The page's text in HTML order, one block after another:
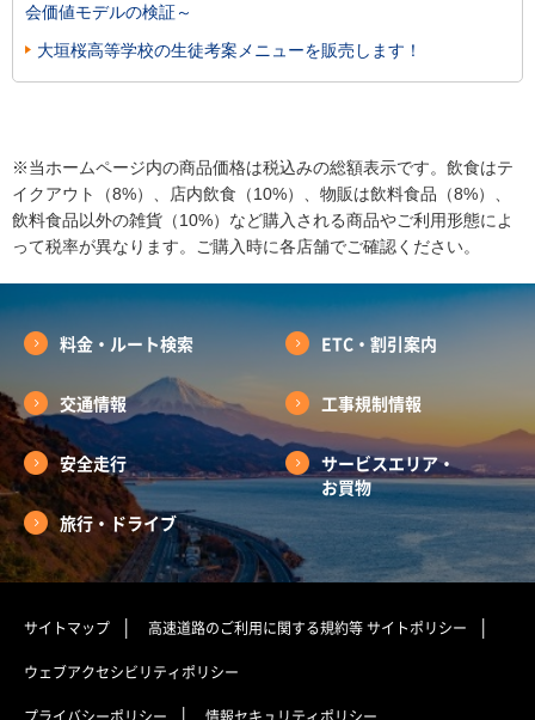
会価値モデルの検証～
大垣桜高等学校の生徒考案メニューを販売します！
※当ホームページ内の商品価格は税込みの総額表示です。飲食はテ
イクアウト（8%）、店内飲食（10%）、物販は飲料食品（8%）、
飲料食品以外の雑貨（10%）など購入される商品やご利用形態によ
って税率が異なります。ご購入時に各店舗でご確認ください。
料金・ルート検索 ETC・割引案内
交通情報 工事規制情報
安全走行
サービスエリア・
お買物
旅行・ドライブ
サイトマップ 高速道路のご利用に関する規約等サイトポリシー
ウェブアクセシビリティポリシー